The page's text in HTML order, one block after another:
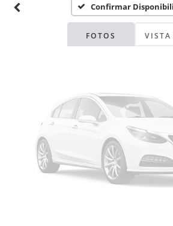
Confirmar
FOTOS
Por favor,